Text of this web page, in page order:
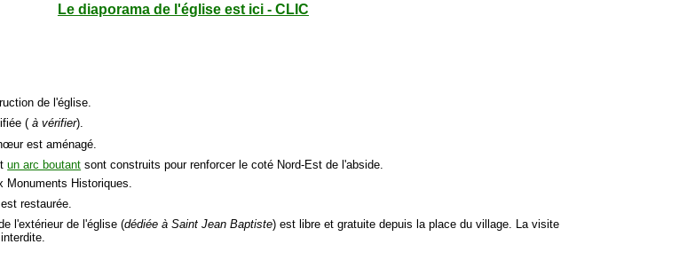
Le diaporama de l'église est ici - CLIC
de l'église.
( à vérifier).
est aménagé.
un arc boutant sont construits pour renforcer le coté Nord-Est de l'abside.
Historiques.
restaurée.
l'extérieur de l'église (dédiée à Saint Jean Baptiste) est libre et gratuite depuis la place du village. La visite